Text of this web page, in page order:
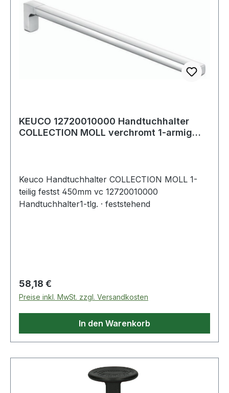
KEUCO 12720010000 Handtuchhalter
COLLECTION MOLL verchromt 1-armig
Keuco Handtuchhalter COLLECTION MOLL 1-
teilig festst 450mm vc 12720010000
Handtuchhalter1-tlg. · feststehend
Regulärer Preis:
58,18 €
Preise inkl. MwSt. zzgl. Versandkosten
In den Warenkorb